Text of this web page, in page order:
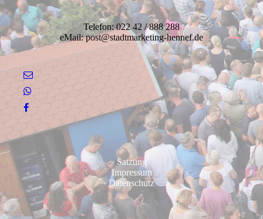
Telefon: 022 42 / 888 288
eMail: post@stadtmarketing-hennef.de
Satzung
Impressum
Datenschutz